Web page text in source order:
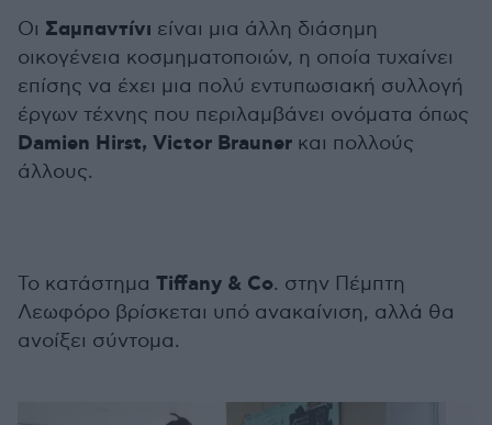
Οι Σαμπαντίνι είναι μια άλλη διάσημη
οικογένεια κοσμηματοποιών, η οποία τυχαίνει
επίσης να έχει μια πολύ εντυπωσιακή συλλογή
έργων τέχνης που περιλαμβάνει ονόματα όπως
Damien Hirst, Victor Brauner και πολλούς
άλλους.
Το κατάστημα Tiffany & Co. στην Πέμπτη
Λεωφόρο βρίσκεται υπό ανακαίνιση, αλλά θα
ανοίξει σύντομα.